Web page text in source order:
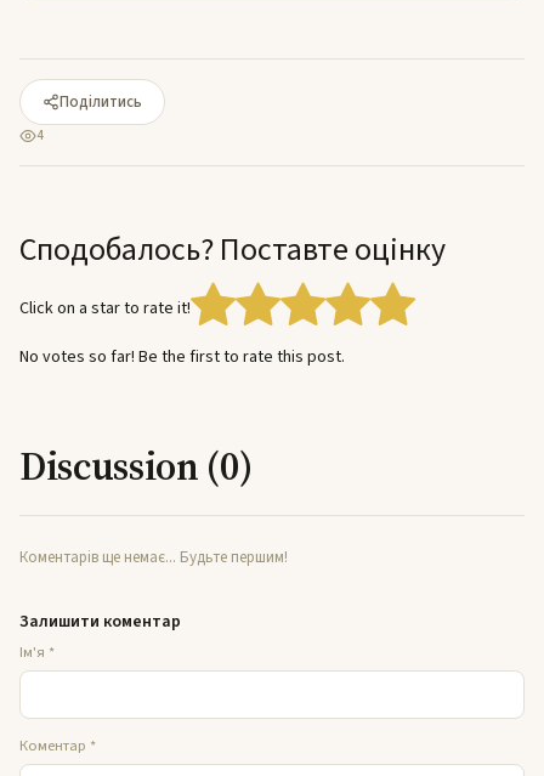
Поділитись
4
Сподобалось? Поставте оцінку
Click on a star to rate it!
No votes so far! Be the first to rate this post.
Discussion (0)
Коментарів ще немає... Будьте першим!
Залишити коментар
Ім'я *
Коментар *